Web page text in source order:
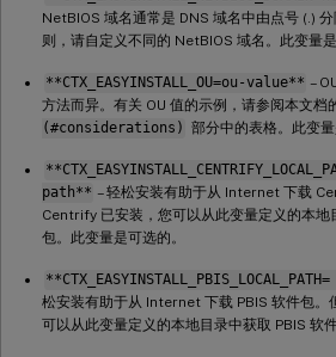
NetBIOS 域名通常是 DNS 域名中由点号 (.)
则，请自定义不同的 NetBIOS 域名。此变量是
**CTX_EASYINSTALL_OU=ou-value** –
方法而异。有关 OU 值的示例，请参阅本文档
(#considerations) 部分中的表格。此变量
path** – 轻松安装有助于从 Internet 下载
Centrify 已安装，您可以从此变量定义的本
包。此变量是可选的。
松安装有助于从 Internet 下载 PBIS 软件包。
可以从此变量定义的本地目录中获取 PBIS 软